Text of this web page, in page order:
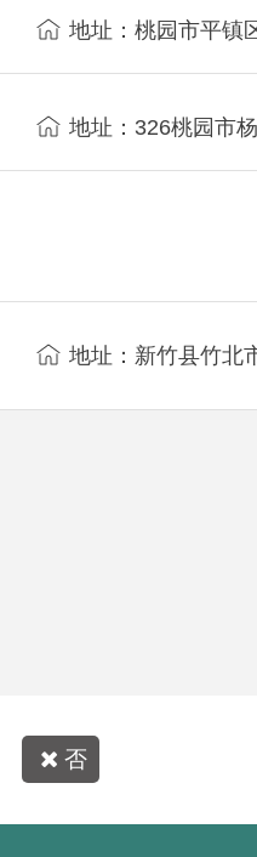
地址：桃园市平镇
地址：326桃园市
地址：新竹县竹北
否